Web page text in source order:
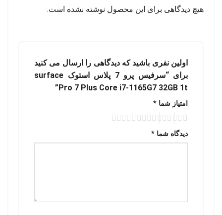
هیچ دیدگاهی برای این محصول نوشته نشده است.
اولین نفری باشید که دیدگاهی را ارسال می کنید
برای “سرفیس پرو 7 پلاس استوک surface
Pro 7 Plus Core i7-1165G7 32GB 1t”
امتیاز شما *
دیدگاه شما *